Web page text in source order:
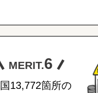
MERIT.6
13,772箇所の